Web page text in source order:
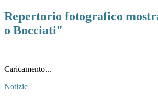
Repertorio fotografico
o Bocciati"
Caricamento...
Notizie